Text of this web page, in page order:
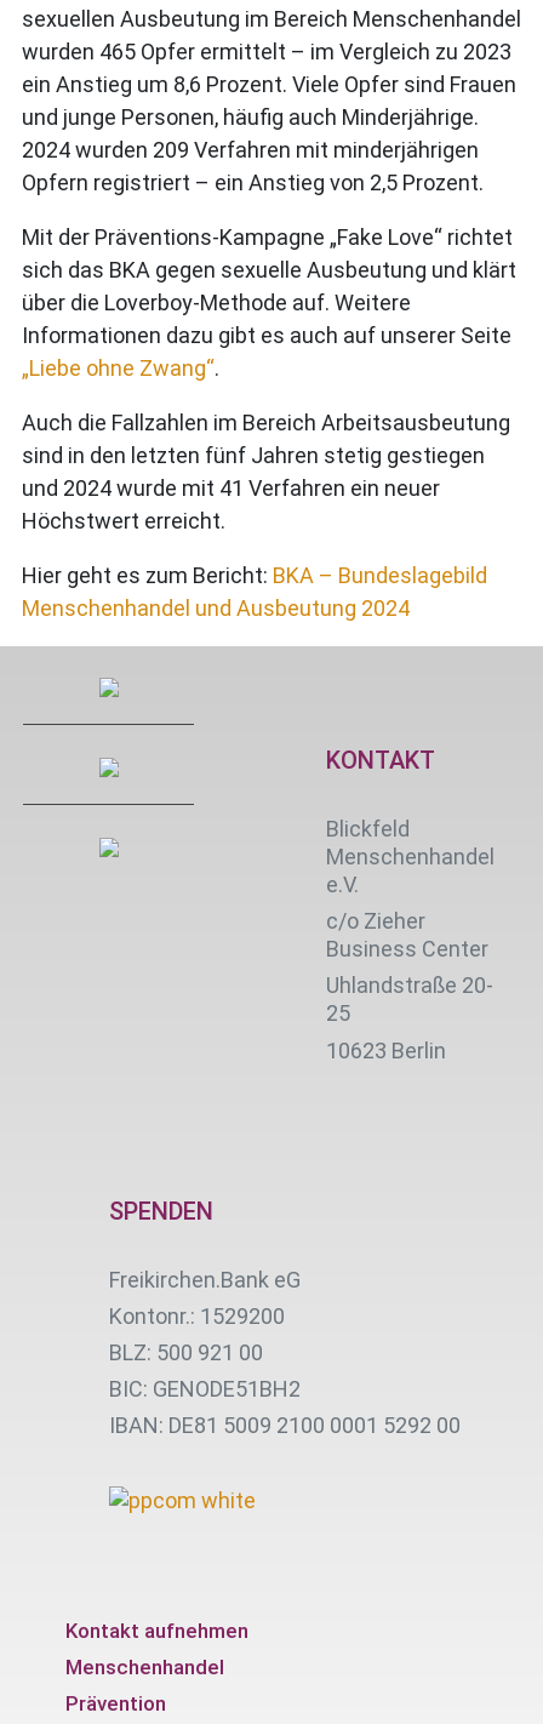
sexuellen Ausbeutung im Bereich Menschenhandel
wurden 465 Opfer ermittelt – im Vergleich zu 2023
ein Anstieg um 8,6 Prozent. Viele Opfer sind Frauen
und junge Personen, häufig auch Minderjährige.
2024 wurden 209 Verfahren mit minderjährigen
Opfern registriert – ein Anstieg von 2,5 Prozent.
Mit der Präventions-Kampagne „Fake Love“ richtet
sich das BKA gegen sexuelle Ausbeutung und klärt
über die Loverboy-Methode auf. Weitere
Informationen dazu gibt es auch auf unserer Seite
„Liebe ohne Zwang“.
Auch die Fallzahlen im Bereich Arbeitsausbeutung
sind in den letzten fünf Jahren stetig gestiegen
und 2024 wurde mit 41 Verfahren ein neuer
Höchstwert erreicht.
Hier geht es zum Bericht: BKA – Bundeslagebild
Menschenhandel und Ausbeutung 2024
KONTAKT
Blickfeld
Menschenhandel
e.V.
c/o Zieher
Business Center
Uhlandstraße 20-
25
10623 Berlin
SPENDEN
Freikirchen.Bank eG
Kontonr.: 1529200
BLZ: 500 921 00
BIC: GENODE51BH2
IBAN: DE81 5009 2100 0001 5292 00
Kontakt aufnehmen
Menschenhandel
Prävention